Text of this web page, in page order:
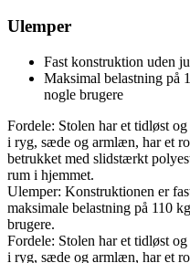
Ulemper
Fast konstruktion uden
Maksimal belastning på
nogle brugere
Fordele: Stolen har et tidløst
i ryg, sæde og armlæn, har et
betrukket med slidstærkt
rum i hjemmet.
Ulemper: Konstruktionen er
maksimale belastning på 110
brugere.
Fordele: Stolen har et tidløst
i ryg, sæde og armlæn, har et